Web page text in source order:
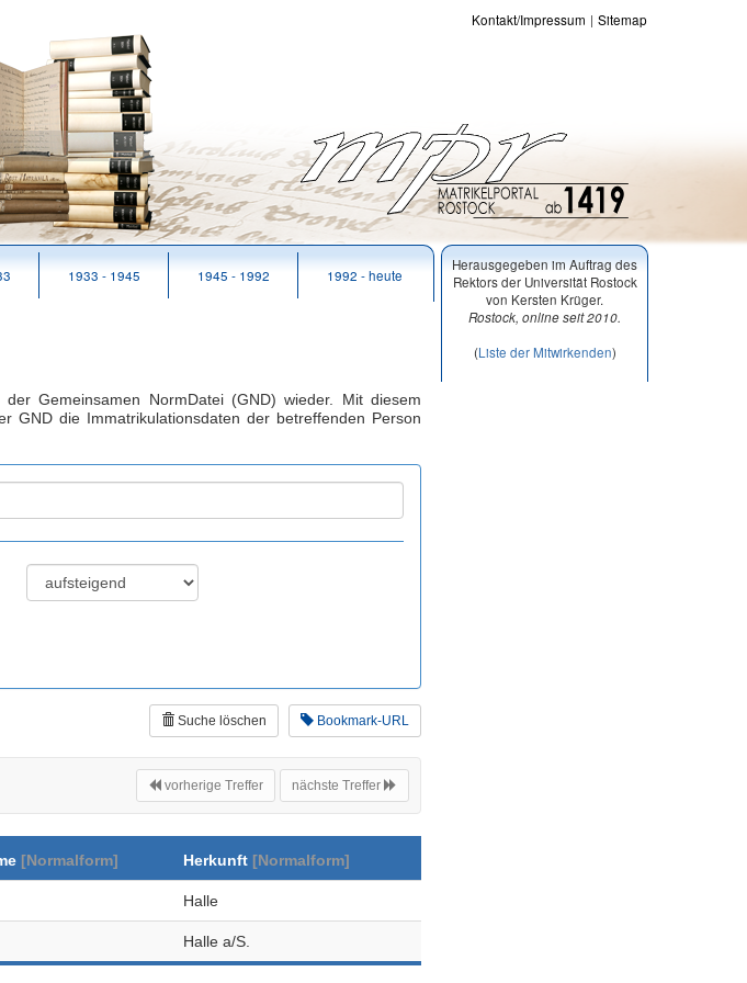
Kontakt/Impressum Sitemap
1933 - 1945 1945 - 1992 1992 - heute
Gemeinsamen NormDatei (GND) wieder. Mit diesem
GND die Immatrikulationsdaten der betreffenden Person
Suche löschen Bookmark-URL
vorherige Treffer nächste Treffer
[Normalform] Herkunft [Normalform]
Halle
Halle a/S.
Herausgegeben im Auftrag des
Rektors der Universität Rostock
von Kersten Krüger.
Rostock, online seit 2010.
(Liste der Mitwirkenden)